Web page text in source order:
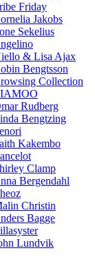
Friday
Jakobs
Sekelius
& Lisa Ajax
Bengtsson
Collection
Rudberg
Bengtzing
Kakembo
Clamp
Bergendahl
Christin
Bagge
Lundvik